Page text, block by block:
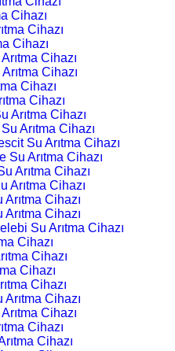
Cihazı
Cihazı
Cihazı
Cihazı
Cihazı
Cihazı
Cihazı
Arıtma Cihazı
Arıtma Cihazı
Su Arıtma Cihazı
Su Arıtma Cihazı
Arıtma Cihazı
Arıtma Cihazı
Arıtma Cihazı
Cihazı
Su Arıtma Cihazı
Cihazı
Cihazı
Cihazı
Cihazı
Cihazı
Cihazı
Cihazı
Cihazı